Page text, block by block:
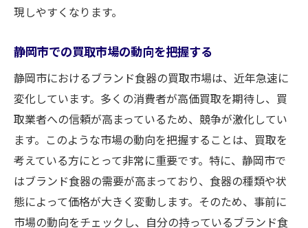
適正価格での買取を保証する査定基準
高価買取を実現する透明性のあるプロセス
査定後のスムーズな手続きとフォローアッ
プ
お客様の信頼を得るための査定の細やかさ
静岡市での買取体験を一新する買取大吉新静岡
店のサービス
お客様のニーズに応える多様な買取サービ
ス
現しやすくなります。
静岡市での買取市場の動向を把握する
静岡市におけるブランド食器の買取市場は、近年急速に
変化しています。多くの消費者が高価買取を期待し、買
取業者への信頼が高まっているため、競争が激化してい
ます。このような市場の動向を把握することは、買取を
考えている方にとって非常に重要です。特に、静岡市で
はブランド食器の需要が高まっており、食器の種類や状
態によって価格が大きく変動します。そのため、事前に
市場の動向をチェックし、自分の持っているブランド食